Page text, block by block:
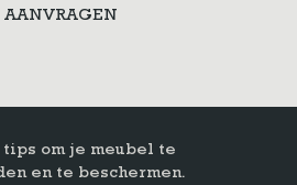
AANVRAGEN
om je meubel te
en te beschermen.